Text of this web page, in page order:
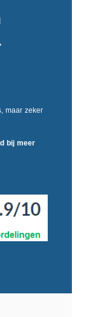
maar zeker
bij meer